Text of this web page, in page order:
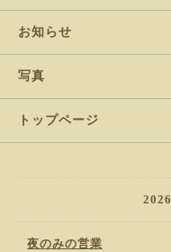
お知らせ
写真
トップページ
夜のみの営業